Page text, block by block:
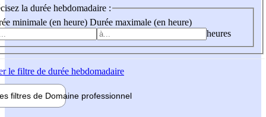
la durée hebdomadaire :
minimale (en heure) Durée maximale (en heure)
heures
le filtre de durée hebdomadaire
filtres de Domaine professionnel